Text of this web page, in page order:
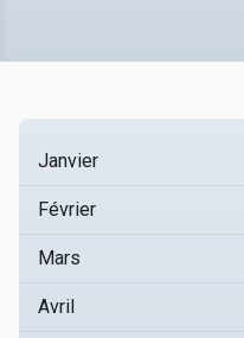
Janvier
Février
Mars
Avril